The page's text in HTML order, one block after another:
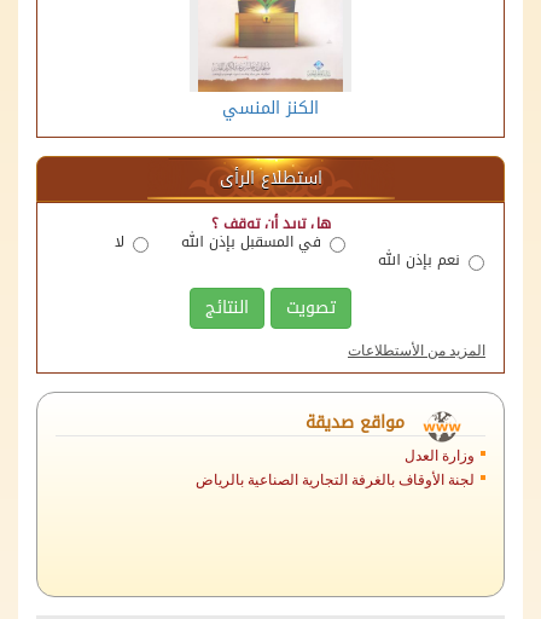
الكنز المنسي
استطلاع الرأى
هل تريد أن توقف ؟
نعم بإذن الله
في المسقبل بإذن الله لا
تصويت النتائج
المزيد من الأستطلاعات
مواقع صديقة
منصة اللقاءات الوقفية
الهيئة العامة للأوقاف
وزارة العدل
لجنة الأوقاف بالغرفة التجارية الصناعية بالرياض